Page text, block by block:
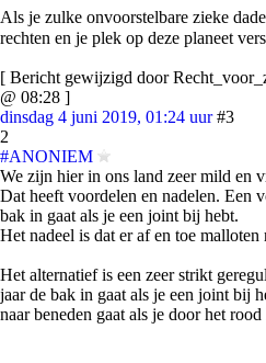
Als je zulke onvoorstelbare zieke
rechten en je plek op deze planeet
[ Bericht gewijzigd door
@ 08:28 ]
dinsdag 4 juni 2019, 01:24 uur #3
2
#ANONIEM
We zijn hier in ons land zeer mild en
Dat heeft voordelen en nadelen. Een
bak in gaat als je een joint bij hebt.
Het nadeel is dat er af en toe
Het alternatief is een zeer strikt
jaar de bak in gaat als je een joint bij
naar beneden gaat als je door het